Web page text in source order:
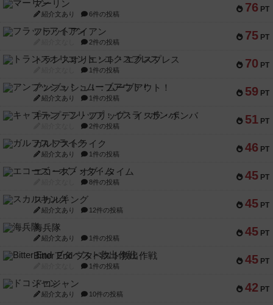
76 PT
マーリン
紹介文あり 6件の投稿
75 PT
フラットアイアン
2件の投稿
70 PT
トランスオリエント・エクスプレス
1件の投稿
59 PT
アンブッシュ！：ムーブアウト！
紹介文あり 1件の投稿
51 PT
キャプテン・フリップ：イスラ・ボンバ
2件の投稿
46 PT
ガルフストライク
紹介文あり 1件の投稿
45 PT
エコーズ・オブ・タイム
8件の投稿
45 PT
スカルキング
紹介文あり 12件の投稿
45 PT
海兵隊
紹介文あり 1件の投稿
45 PT
Bitter End ブタペスト救出作戦
1件の投稿
42 PT
ドコジャン
紹介文あり 10件の投稿